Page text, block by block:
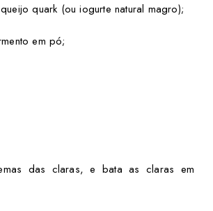
quark (ou iogurte natural magro);
em pó;
das claras, e bata as claras em